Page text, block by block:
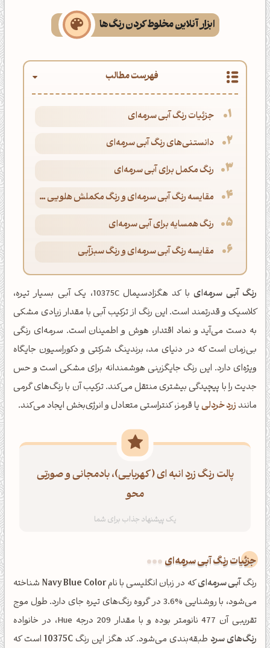
ابزار آنلاین مخلوط کردن رنگ‌ها
فهرست مطالب
جزئیات رنگ آبی سرمه‌ای
دانستنی‌های رنگ آبی سرمه‌ای
رنگ مکمل برای آبی سرمه‌ای
مقایسه رنگ آبی سرمه‌ای و رنگ مکملش هلویی سیر
رنگ همسایه برای آبی سرمه‌ای
مقایسه رنگ آبی سرمه‌ای و رنگ سبزآبی
رنگ آبی سرمه‌ای
با کد هگزادسیمال 10375C، یک آبی بسیار تیره،
کلاسیک و قدرتمند است. این رنگ از ترکیب آبی با مقدار زیادی مشکی
به دست می‌آید و نماد اقتدار، هوش و اطمینان است. سرمه‌ای رنگی
بی‌زمان است که در دنیای مد، برندینگ شرکتی و دکوراسیون جایگاه
ویژه‌ای دارد. این رنگ جایگزینی هوشمندانه برای مشکی است و حس
جدیت را با پیچیدگی بیشتری منتقل می‌کند. ترکیب آن با رنگ‌های گرمی
مانندزرد خردلییا قرمز، کنتراستی متعادل و انرژی‌بخش ایجاد می‌کند.
پالت رنگ زرد انبه ای (کهربایی)، بادمجانی و صورتی
محو
جزئیات رنگ آبی سرمه‌ای
رنگآبی سرمه‌ایکه در زبان انگلیسی با نامNavy Blue Color شناخته
می‌شود، با روشنایی %3.6 در گروه رنگ‌های تیره جای دارد. طول موج
تقریبی آن 477 نانومتر بوده و با مقدار 209 درجه Hue، در خانواده
رنگ‌های سرد طبقه‌بندی می‌شود. کد هگز این رنگ10375C است که